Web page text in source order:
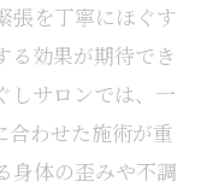
張を丁寧にほぐす
る効果が期待でき
しサロンでは、一
合わせた施術が重
身体の歪みや不調